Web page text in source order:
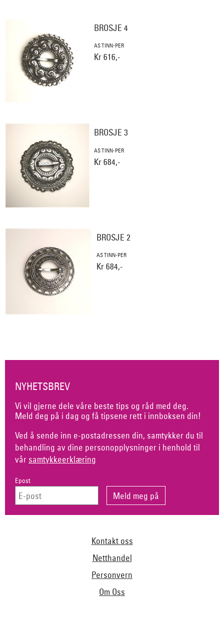
BROSJE 4
AS TINN-PER
Kr 616,-
BROSJE 3
AS TINN-PER
Kr 684,-
BROSJE 2
AS TINN-PER
Kr 684,-
NYHETSBREV
Vi vil gjerne dele våre beste tips og råd med deg.
Meld deg på i dag og få tipsene rett i innboksen din!
Ved å sende inn e-postadressen din, samtykker du til
behandling av dine personopplysninger i henhold til
vår samtykkeerklæring
Epost
Kontakt oss
Netthandel
Personvern
Om Oss